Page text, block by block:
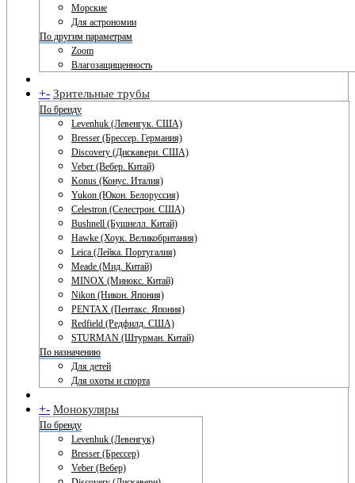
Морские
Для астрономии
По другим параметрам
Zoom
Влагозащищенность
+- Зрительные трубы
По бренду
Levenhuk (Левенгук. США)
Bresser (Брессер. Германия)
Discovery (Дискавери. США)
Veber (Вебер. Китай)
Konus (Конус. Италия)
Yukon (Юкон. Белоруссия)
Celestron (Селестрон. США)
Bushnell (Бушнелл. Китай)
Hawke (Хоук. Великобритания)
Leica (Лейка. Португалия)
Meade (Мид. Китай)
MINOX (Минокс. Китай)
Nikon (Никон. Япония)
PENTAX (Пентакс. Япония)
Redfield (Редфилд. США)
STURMAN (Штурман. Китай)
По назначению
Для детей
Для охоты и спорта
+- Монокуляры
По бренду
Levenhuk (Левенгук)
Bresser (Брессер)
Veber (Вебер)